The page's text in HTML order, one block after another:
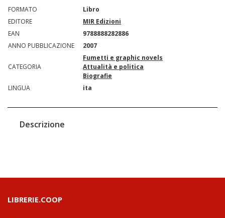
FORMATO
Libro
EDITORE
MIR Edizioni
EAN
9788888282886
ANNO PUBBLICAZIONE
2007
CATEGORIA
Fumetti e graphic novels
Attualità e politica
Biografie
LINGUA
ita
Descrizione
LIBRERIE.COOP